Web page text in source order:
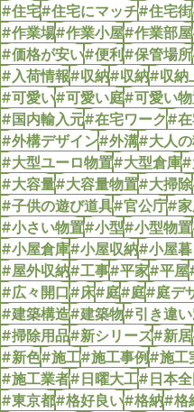
#住宅#住宅にマッチ#住宅街
#作業場#作業小屋#作業部屋
#価格が安い#便利#保管場所
#入荷情報#収納#収納#収納
#可愛い#可愛い庭#可愛い
#国内輸入元#在宅ワーク#在
#外構デザイン#外溝#大人
#大型ユーロ物置#大型倉庫#
#大容量#大容量物置#大掃除
#子供の遊び道具#官公庁#家
#小さい物置#小型#小型物置
#小屋倉庫#小屋収納#小屋暮
#屋外収納#工事#平家#平屋
#広々開口#床#庭#庭#庭デ
#建築構造#建築物#引き違
#掃除用品#新シリーズ#新居
#新色#施工#施工事例#施工
#施工業者#日曜大工#日本全
#東京都#格好良い#格納#格